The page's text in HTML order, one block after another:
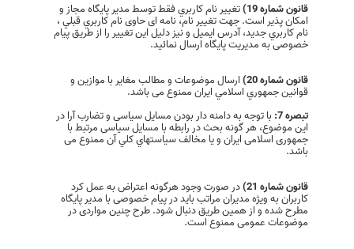
قانون شماره 19) تغيير نام كاربري فقط توسط مدير پايگاه مجاز و
امکان پذیر است. جهت تغییر نام، نامه ای حاوی نام كاربري قبلي ،
نام كاربري جديد، آدرس ايميل و نیز دلیل این تغییر را از طریق پیام
خصوصی به مدیریت پایگاه ارسال نمائید.
قانون شماره 20) ارسال موضوعات و مطالب مغایر با موازین و
قوانين جمهوري اسلامي ایران ممنوع می باشد.
تبصره 7:
با توجه به دامنه دار بودن مسایل سیاسی و تضارب آرا در
این موضوع، هر گونه بحث در رابطه با مسایل سیاسی مرتبط با
جمهوری اسلامی ایران و يا مخالف سياستهاي کلي آن ممنوع می
باشد.
قانون شماره 21) در صورت وجود هرگونه اعتراض به عمل کرد
کاربران به ویژه مدیران مراتب باید در پیام خصوصی با مدیر پایگاه
مطرح شده و از همین طریق دنبال شود. طرح چنین مواردی در
موضوعات عمومی ممنوع است.